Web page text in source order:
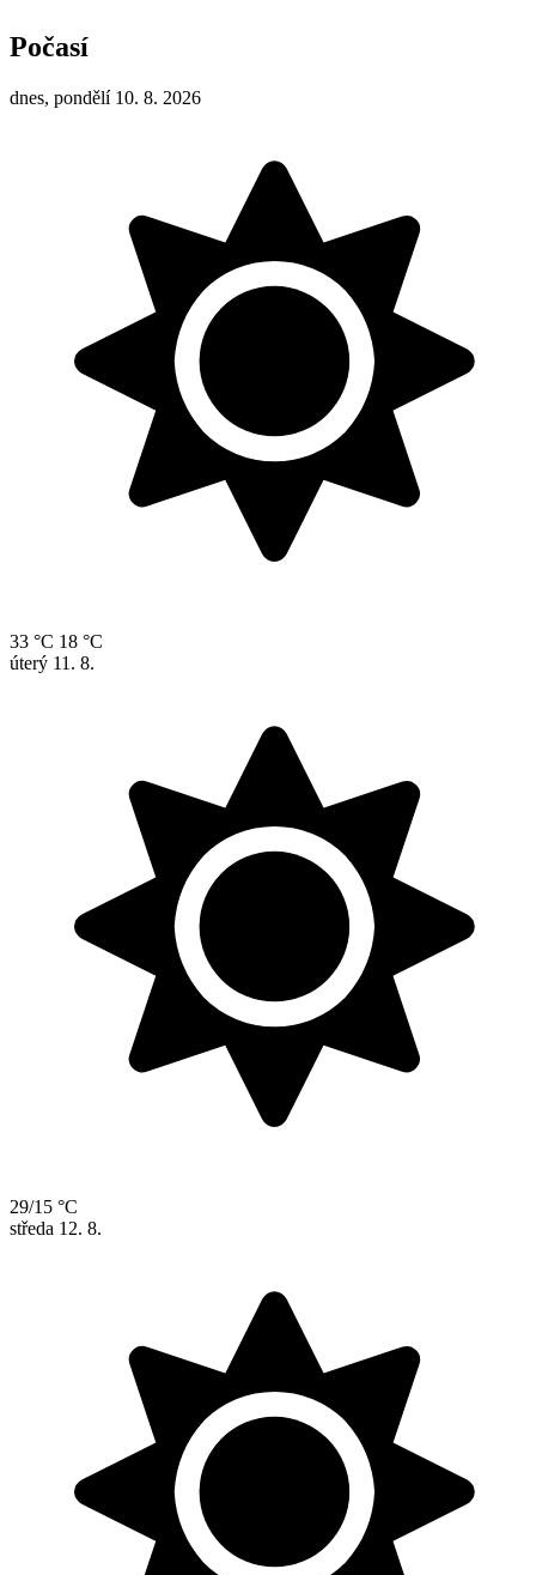
Počasí
dnes, pondělí 10. 8. 2026
33 °C 18 °C
úterý 11. 8.
29/15 °C
středa 12. 8.